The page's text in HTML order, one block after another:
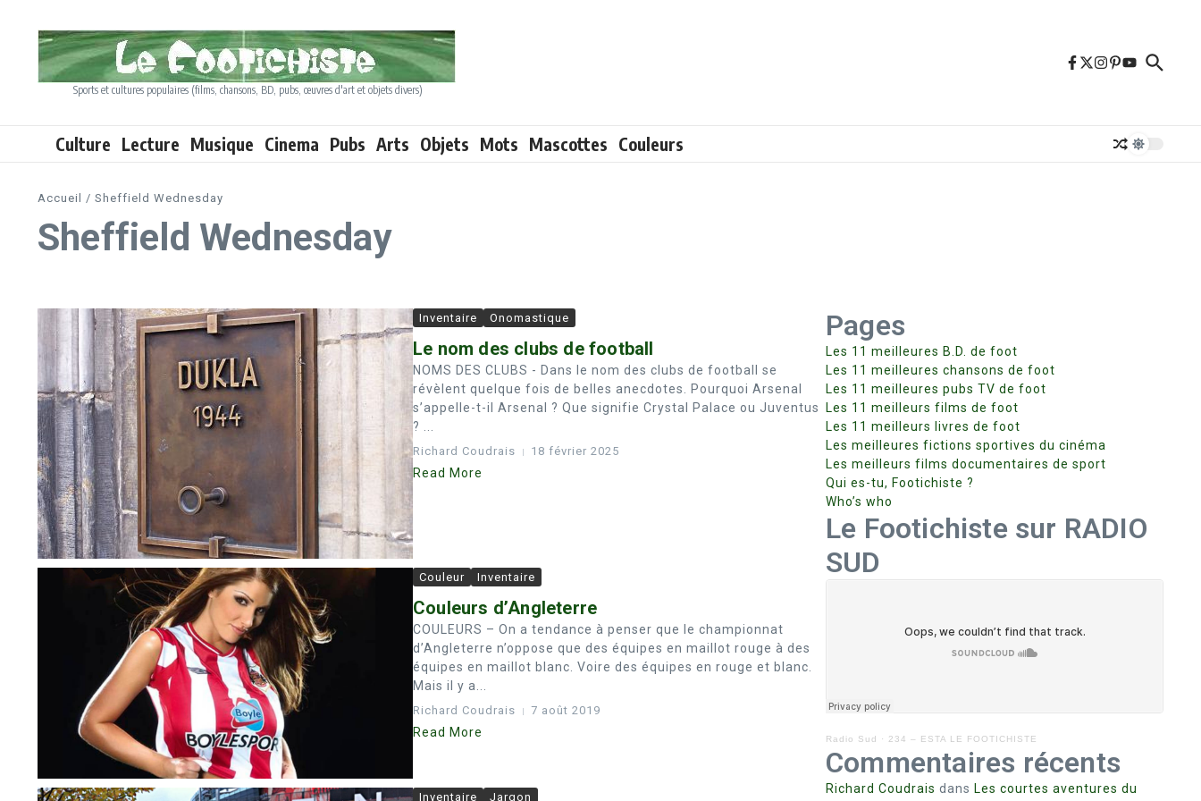
Sports et cultures populaires (films, chansons, BD, pubs, œuvres d'art et objets divers)
Culture Lecture Musique Cinema Pubs Arts Objets Mots Mascottes Couleurs
Accueil / Sheffield Wednesday
Sheffield Wednesday
Inventaire Onomastique
Le nom des clubs de football
NOMS DES CLUBS - Dans le nom des clubs de football se
révèlent quelque fois de belles anecdotes. Pourquoi Arsenal
s’appelle-t-il Arsenal ? Que signifie Crystal Palace ou Juventus
? ...
Richard Coudrais 18 février 2025
Read More
Couleur Inventaire
Couleurs d’Angleterre
COULEURS – On a tendance à penser que le championnat
d’Angleterre n’oppose que des équipes en maillot rouge à des
équipes en maillot blanc. Voire des équipes en rouge et blanc.
Mais il y a...
Richard Coudrais 7 août 2019
Read More
Inventaire Jargon
Pages
Les 11 meilleures B.D. de foot
Les 11 meilleures chansons de foot
Les 11 meilleures pubs TV de foot
Les 11 meilleurs films de foot
Les 11 meilleurs livres de foot
Les meilleures fictions sportives du cinéma
Les meilleurs films documentaires de sport
Qui es-tu, Footichiste ?
Who’s who
Le Footichiste sur RADIO
SUD
Radio Sud · 234 – ESTA LE FOOTICHISTE
Commentaires récents
Richard Coudrais dans Les courtes aventures du